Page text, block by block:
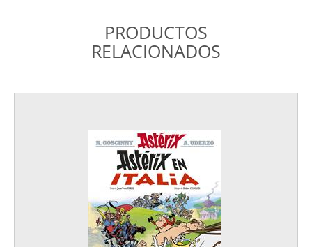
PRODUCTOS
RELACIONADOS